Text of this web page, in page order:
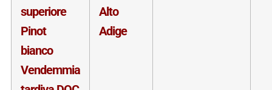
superiore
Pinot
bianco
Vendemmia
Alto
Adige